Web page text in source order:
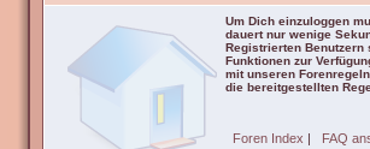
Um Dich einzuloggen
dauert nur wenige
Registrierten Benutzern
Funktionen zur
mit unseren
die bereitgestellten
Foren Index | FAQ